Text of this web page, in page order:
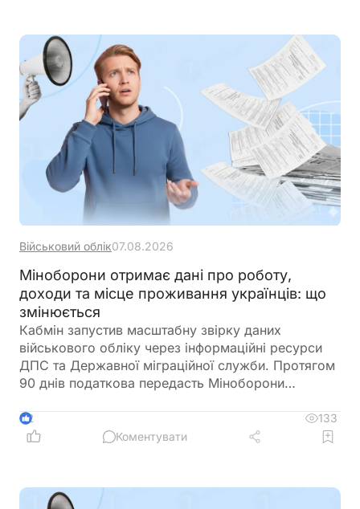
фізичної особи. Саме тому проценти, нараховані
банком на залишок коштів, мають окремий
порядок оподаткування
Військовий облік07.08.2026
Міноборони отримає дані про роботу,
доходи та місце проживання українців: що
змінюється
Кабмін запустив масштабну звірку даних
військового обліку через інформаційні ресурси
ДПС та Державної міграційної служби. Протягом
90 днів податкова передасть Міноборони
років, включаючи відомості про місце роботи,
доходи та персональні дані. Паралельно ДМС
відцифрований образ обличчя. Якщо людини ще
2
133
Коментувати